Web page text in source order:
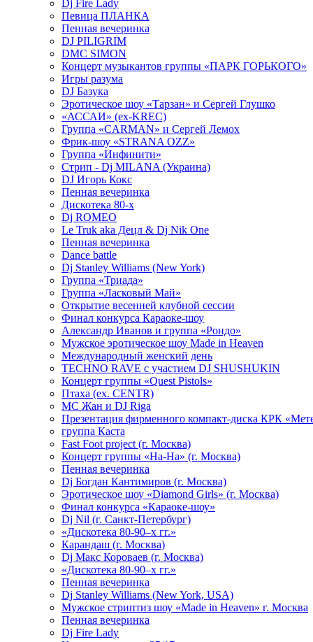
Dj Fire Lady
Певица ПЛАНКА
Пенная вечеринка
DJ PILIGRIM
DMC SIMON
Концерт музыкантов группы «ПАРК ГОРЬКОГО»
Игры разума
DJ Базука
Эротическое шоу «Тарзан» и Сергей Глушко
«АССАИ» (ex-KREC)
Группа «CARMAN» и Сергей Лемох
Фрик-шоу «STRANA OZZ»
Группа «Инфинити»
Стрип - Dj MILANA (Украина)
DJ Игорь Кокс
Пенная вечеринка
Дискотека 80-х
Dj ROMEO
Le Truk aka Децл & Dj Nik One
Пенная вечеринка
Dance battle
Dj Stanley Williams (New York)
Группа «Триада»
Группа «Ласковый Май»
Открытие весенней клубной сессии
Финал конкурса Караоке-шоу
Александр Иванов и группа «Рондо»
Мужское эротическое шоу Made in Heaven
Международный женский день
TECHNO RAVE с участием DJ SHUSHUKIN
Концерт группы «Quest Pistols»
Птаха (ex. CENTR)
МС Жан и DJ Riga
Презентация фирменного компакт-диска КРК
группа Каста
Fast Foot project (г. Москва)
Концерт группы «На-На» (г. Москва)
Пенная вечеринка
Dj Богдан Кантимиров (г. Москва)
Эротическое шоу «Diamond Girls» (г. Москва)
Финал конкурса «Караоке-шоу»
Dj Nil (г. Санкт-Петербург)
«Дискотека 80-90–х гг.»
Карандаш (г. Москва)
Dj Макс Короваев (г. Москва)
«Дискотека 80-90–х гг.»
Пенная вечеринка
Dj Stanley Williams (New York, USA)
Мужское стриптиз шоу «Made in Heaven» г. Москва
Пенная вечеринка
Dj Fire Lady